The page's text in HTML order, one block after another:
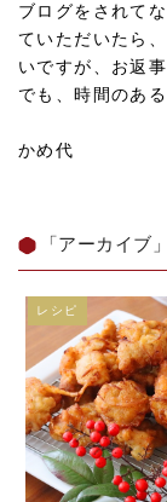
ブログをされて
ていただいたら
いですが、お返
でも、時間のあ
かめ代
「アーカイブ
レシピ